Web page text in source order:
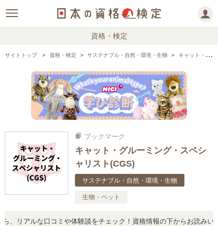
資格・検定
サイトトップ 資格・検定 サステナブル・自然・環境・生物 キャット・グルーミング・スペシャリスト(CGS)の情報まとめ
bookmarks ブックマーク
キャット・グルーミング・スペシ
ャリスト(CGS)
サステナブル・自然・環境・生物
生物・ペット
アルな口コミや体験談をチェック！資格情報の下からお読みいた